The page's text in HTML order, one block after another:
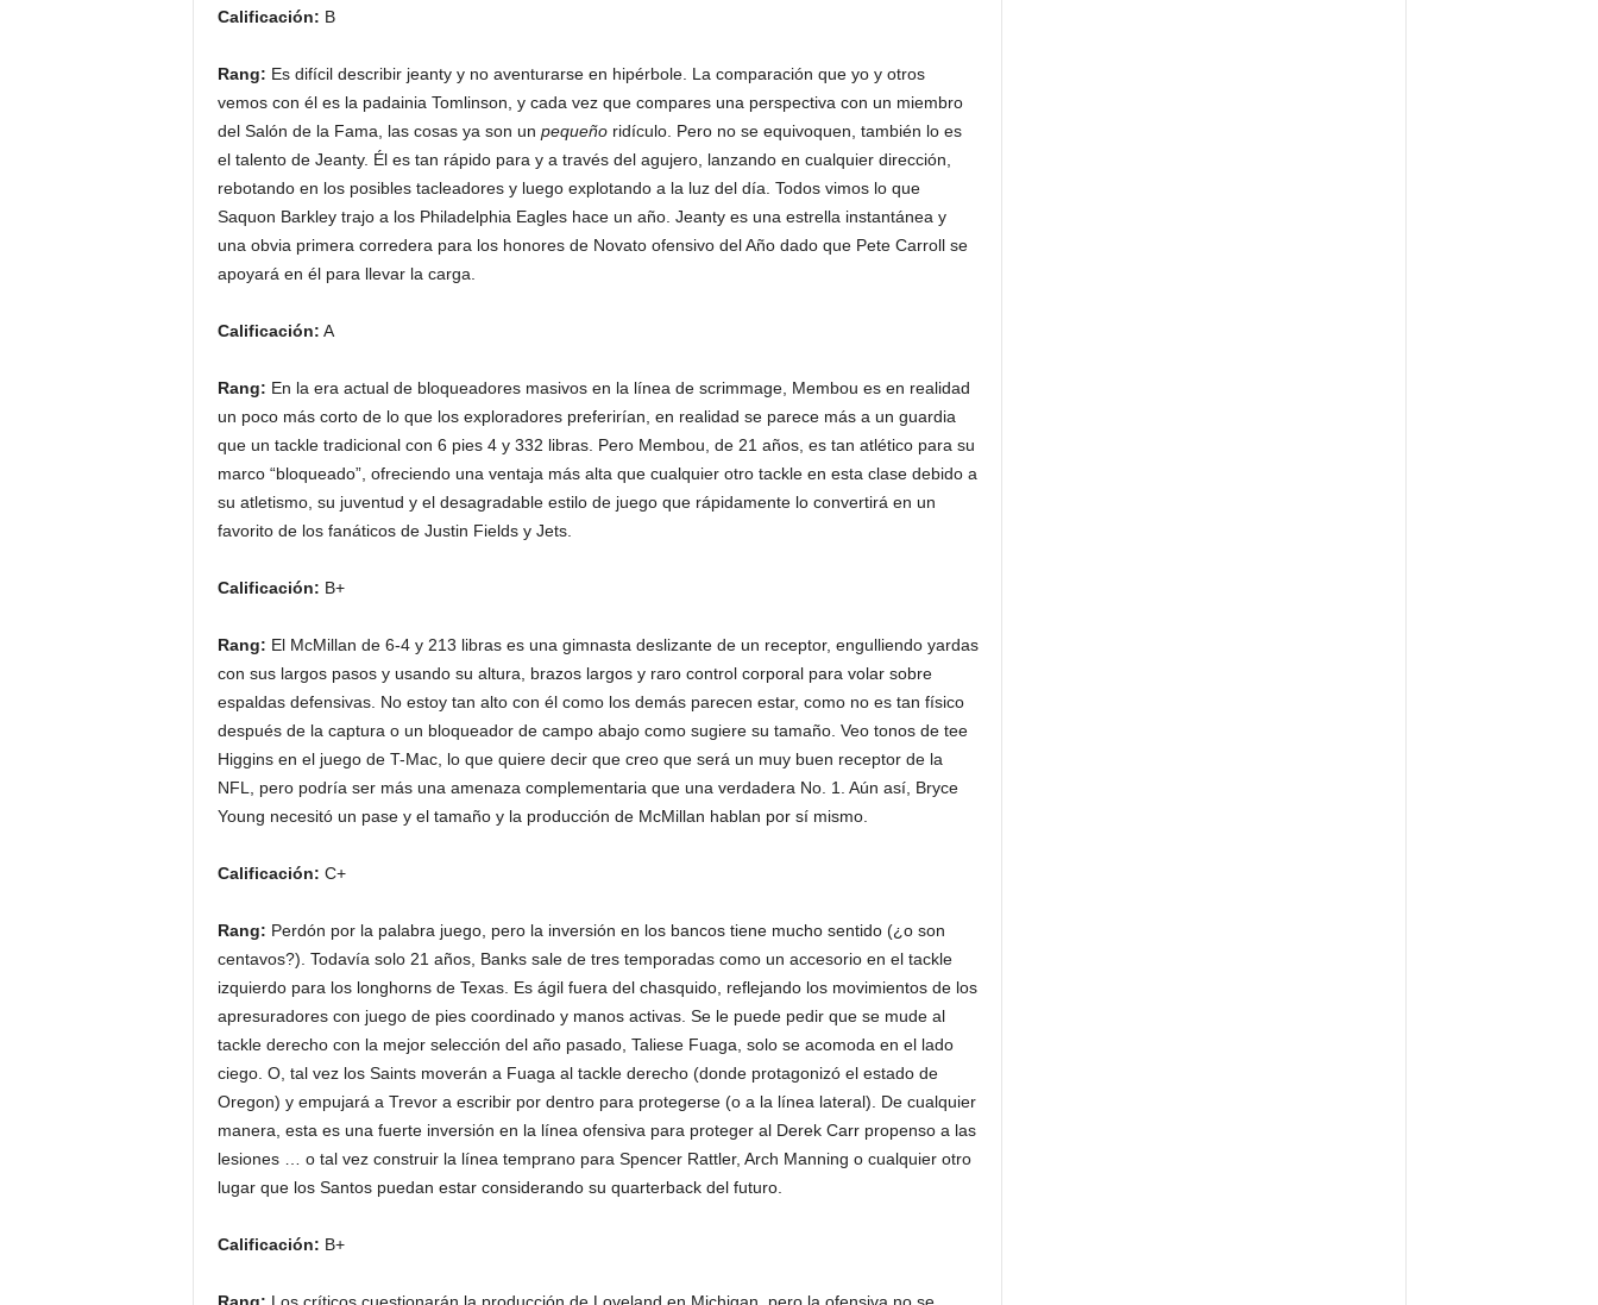
Calificación: B
Rang: Es difícil describir jeanty y no aventurarse en hipérbole. La comparación que yo y otros
vemos con él es la padainia Tomlinson, y cada vez que compares una perspectiva con un miembro
del Salón de la Fama, las cosas ya son un pequeñoridículo. Pero no se equivoquen, también lo es
el talento de Jeanty. Él es tan rápido para y a través del agujero, lanzando en cualquier dirección,
rebotando en los posibles tacleadores y luego explotando a la luz del día. Todos vimos lo que
Saquon Barkley trajo a los Philadelphia Eagles hace un año. Jeanty es una estrella instantánea y
una obvia primera corredera para los honores de Novato ofensivo del Año dado que Pete Carroll se
apoyará en él para llevar la carga.
Calificación: A
Rang: En la era actual de bloqueadores masivos en la línea de scrimmage, Membou es en realidad
un poco más corto de lo que los exploradores preferirían, en realidad se parece más a un guardia
que un tackle tradicional con 6 pies 4 y 332 libras. Pero Membou, de 21 años, es tan atlético para su
marco “bloqueado”, ofreciendo una ventaja más alta que cualquier otro tackle en esta clase debido a
su atletismo, su juventud y el desagradable estilo de juego que rápidamente lo convertirá en un
favorito de los fanáticos de Justin Fields y Jets.
Calificación: B+
Rang: El McMillan de 6-4 y 213 libras es una gimnasta deslizante de un receptor, engulliendo yardas
con sus largos pasos y usando su altura, brazos largos y raro control corporal para volar sobre
espaldas defensivas. No estoy tan alto con él como los demás parecen estar, como no es tan físico
después de la captura o un bloqueador de campo abajo como sugiere su tamaño. Veo tonos de tee
Higgins en el juego de T-Mac, lo que quiere decir que creo que será un muy buen receptor de la
NFL, pero podría ser más una amenaza complementaria que una verdadera No. 1. Aún así, Bryce
Young necesitó un pase y el tamaño y la producción de McMillan hablan por sí mismo.
Calificación: C+
Rang: Perdón por la palabra juego, pero la inversión en los bancos tiene mucho sentido (¿o son
centavos?). Todavía solo 21 años, Banks sale de tres temporadas como un accesorio en el tackle
izquierdo para los longhorns de Texas. Es ágil fuera del chasquido, reflejando los movimientos de los
apresuradores con juego de pies coordinado y manos activas. Se le puede pedir que se mude al
tackle derecho con la mejor selección del año pasado, Taliese Fuaga, solo se acomoda en el lado
ciego. O, tal vez los Saints moverán a Fuaga al tackle derecho (donde protagonizó el estado de
Oregon) y empujará a Trevor a escribir por dentro para protegerse (o a la línea lateral). De cualquier
manera, esta es una fuerte inversión en la línea ofensiva para proteger al Derek Carr propenso a las
lesiones … o tal vez construir la línea temprano para Spencer Rattler, Arch Manning o cualquier otro
lugar que los Santos puedan estar considerando su quarterback del futuro.
Calificación: B+